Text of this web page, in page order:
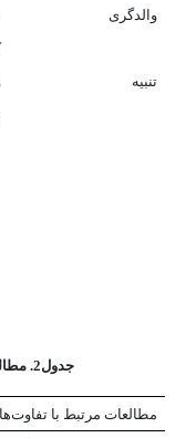
والدگری
تنبیه
جدول2. مطالعات مرتبط با تفاوت‌های فردی
مطالعات مرتبط با